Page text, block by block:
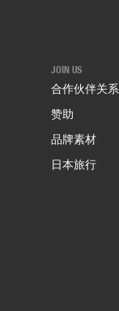
JOIN US
合作伙伴关系
赞助
品牌素材
日本旅行